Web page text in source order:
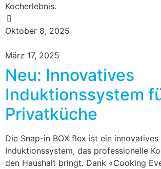
Kocherlebnis.
Oktober 8, 2025
März 17, 2025
Neu: Innovatives
Induktionssystem
Privatküche
Die Snap-in BOX flex ist ein innovatives
Induktionssystem, das professionelle
den Haushalt bringt. Dank «Cooking